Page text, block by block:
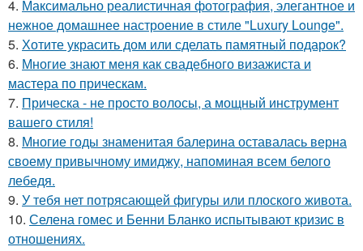
4. Максимально реалистичная фотография, элегантное и
нежное домашнее настроение в стиле "Luxury Lounge".
5. Хотите украсить дом или сделать памятный подарок?
6. Многие знают меня как свадебного визажиста и
мастера по прическам.
7. Прическа - не просто волосы, а мощный инструмент
вашего стиля!
8. Многие годы знаменитая балерина оставалась верна
своему привычному имиджу, напоминая всем белого
лебедя.
9. У тебя нет потрясающей фигуры или плоского живота.
10. Селена гомес и Бенни Бланко испытывают кризис в
отношениях.